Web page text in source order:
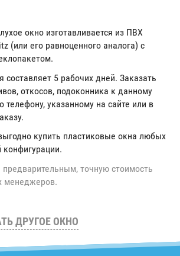
окно изготавливается из ПВХ
(или его равноценного аналога) с
составляет 5 рабочих дней. Заказать
откосов, подоконника к данному
указанному на сайте или в
купить пластиковые окна любых
предварительным, точную стоимость
менеджеров.
ДРУГОЕ ОКНО